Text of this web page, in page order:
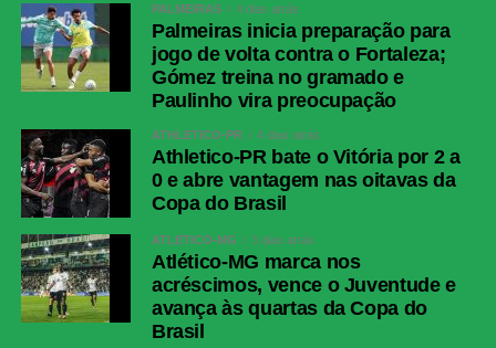
PALMEIRAS 4 dias atrás
Palmeiras inicia preparação para
jogo de volta contra o Fortaleza;
Gómez treina no gramado e
Paulinho vira preocupação
ATHLETICO-PR 4 dias atrás
Athletico-PR bate o Vitória por 2 a
0 e abre vantagem nas oitavas da
Copa do Brasil
ATLÉTICO-MG 3 dias atrás
Atlético-MG marca nos
acréscimos, vence o Juventude e
avança às quartas da Copa do
Brasil